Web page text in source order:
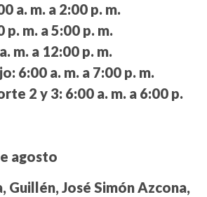
a. m. a 2:00 p. m.
p. m. a 5:00 p. m.
m. a 12:00 p. m.
6:00 a. m. a 7:00 p. m.
2 y 3: 6:00 a. m. a 6:00 p.
agosto
Guillén, José Simón Azcona,